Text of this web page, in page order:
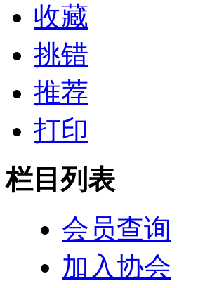
收藏
挑错
推荐
打印
栏目列表
会员查询
加入协会